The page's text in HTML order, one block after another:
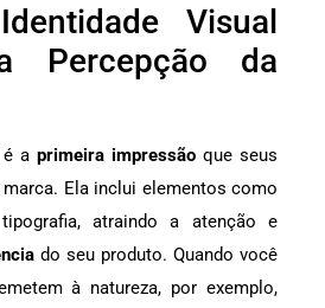
Visual
Percepção da
é a primeira impressão que seus
Ela inclui elementos como
atraindo a atenção e
do seu produto. Quando você
à natureza, por exemplo,